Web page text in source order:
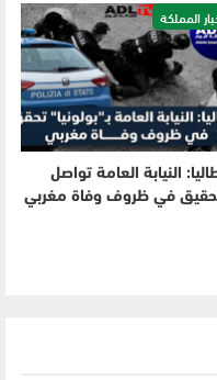
المملكة
النيابة العامة تواصل
في ظروف وفاة مغربي